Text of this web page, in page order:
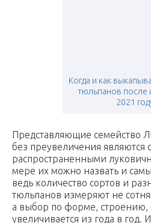
Когда и как
тюльпанов после
2021
Представляющие семейство
без преувеличения
распространенными
мере их можно назвать и
ведь количество сортов и
тюльпанов измеряют не
а выбор по форме, строению,
увеличивается из года в год.